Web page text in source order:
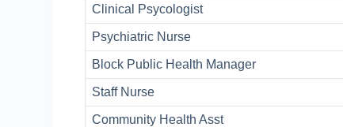
Clinical Psycologist
Psychiatric Nurse
Block Public Health Manager
Staff Nurse
Community Health Asst